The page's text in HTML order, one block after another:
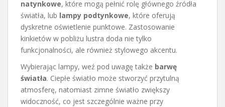
natynkowe, które mogą pełnić rolę głównego źródła
światła, lub lampy podtynkowe, które oferują
dyskretne oświetlenie punktowe. Zastosowanie
kinkietów w pobliżu lustra doda nie tylko
funkcjonalności, ale również stylowego akcentu.
Wybierając lampy, weź pod uwagę także barwę
światła. Ciepłe światło może stworzyć przytulną
atmosferę, natomiast zimne światło zwiększy
widoczność, co jest szczególnie ważne przy